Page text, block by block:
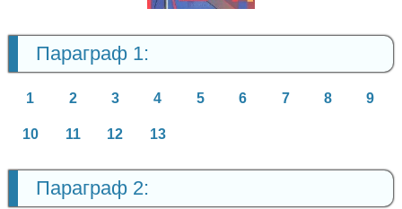
Параграф 1:
1 2 3 4 5 6 7 8 9
10 11 12 13
Параграф 2: